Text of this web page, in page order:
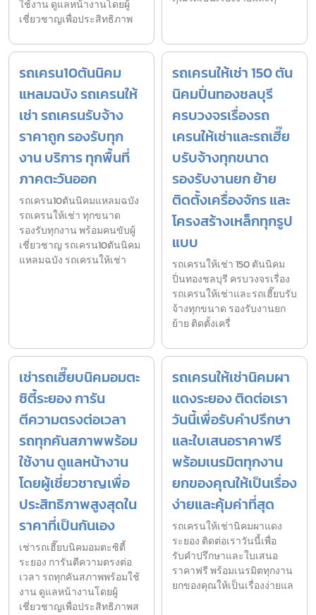
ใช้งาน ดูแลหน้างานโดยผู้
เชี่ยวชาญเพื่อประสิทธิภาพ
รถเครน10ตันนิคม
แหลมฉบัง รถเครนให้
เช่า รถเครนรับจ้าง
ราคาถูก รองรับทุก
งาน บริการ ทุกพื้นที่
ภาคตะวันออก
รถเครน10ตันนิคมแหลมฉบัง
รถเครนให้เช่า ทุกขนาด
รองรับทุกงาน พร้อมคนขับผู้
เชี่ยวชาญ รถเครน10ตันนิคม
แหลมฉบัง รถเครนให้เช่า
รถเครนให้เช่า 150 ตัน
นิคมปิ่นทองชลบุรี
ครบวงจรเรื่องรถ
เครนให้เช่าและรถเฮี๊ย
บรับจ้างทุกขนาด
รองรับงานยก ย้าย
ติดตั้งเครื่องจักร และ
โครงสร้างเหล็กทุกรูป
แบบ
รถเครนให้เช่า 150 ตันนิคม
ปิ่นทองชลบุรี ครบวงจรเรื่อง
รถเครนให้เช่าและรถเฮี๊ยบรับ
จ้างทุกขนาด รองรับงานยก
ย้าย ติดตั้งเครื่
เช่ารถเฮี๊ยบนิคมอมตะ
ซิตี้ระยอง การัน
ตีความตรงต่อเวลา
รถทุกคันสภาพพร้อม
ใช้งาน ดูแลหน้างาน
โดยผู้เชี่ยวชาญเพื่อ
ประสิทธิภาพสูงสุดใน
ราคาที่เป็นกันเอง
เช่ารถเฮี๊ยบนิคมอมตะซิตี้
ระยอง การันตีความตรงต่อ
เวลา รถทุกคันสภาพพร้อมใช้
งาน ดูแลหน้างานโดยผู้
เชี่ยวชาญเพื่อประสิทธิภาพส
รถเครนให้เช่านิคมผา
แดงระยอง ติดต่อเรา
วันนี้เพื่อรับคำปรึกษา
และใบเสนอราคาฟรี
พร้อมเนรมิตทุกงาน
ยกของคุณให้เป็นเรื่อง
ง่ายและคุ้มค่าที่สุด
รถเครนให้เช่านิคมผาแดง
ระยอง ติดต่อเราวันนี้เพื่อ
รับคำปรึกษาและใบเสนอ
ราคาฟรี พร้อมเนรมิตทุกงาน
ยกของคุณให้เป็นเรื่องง่ายแล